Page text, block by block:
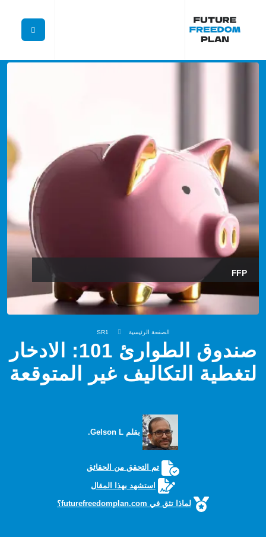
FFP
الصفحة الرئيسية SR1
صندوق الطوارئ 101: الادخار
لتغطية التكاليف غير المتوقعة
بقلم Gelson L.
تم التحقق من الحقائق
استشهد بهذا المقال
لماذا تثق في futurefreedomplan.com؟